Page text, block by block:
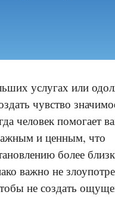
услугах или
чувство
человек помогает
и ценным, что
более
важно не
не создать